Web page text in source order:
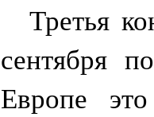
Третья
сентября
Европе